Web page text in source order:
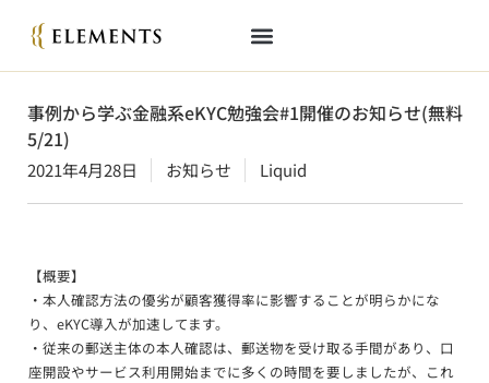
事例から学ぶ金融系eKYC勉強会#1開催のお知らせ(無料
5/21)
2021年4月28日 お知らせ Liquid
【概要】
・本人確認方法の優劣が顧客獲得率に影響することが明らかにな
り、eKYC導入が加速してます。
・従来の郵送主体の本人確認は、郵送物を受け取る手間があり、口
座開設やサービス利用開始までに多くの時間を要しましたが、これ